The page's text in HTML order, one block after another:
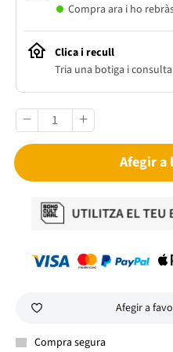
Compra ara i ho
Clica i recull
Tria una botiga i
Afegir a
Afegir a
Compra segura